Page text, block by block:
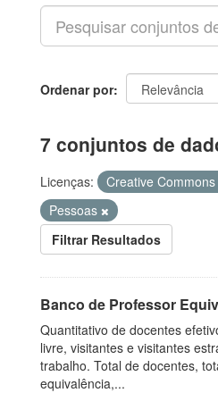
Ordenar por
7 conjuntos de
Licenças: Creative
Pessoas
Filtrar Resultados
Banco de Professor
Quantitativo de docentes
livre, visitantes e visitantes
trabalho. Total de docentes,
equivalência,...